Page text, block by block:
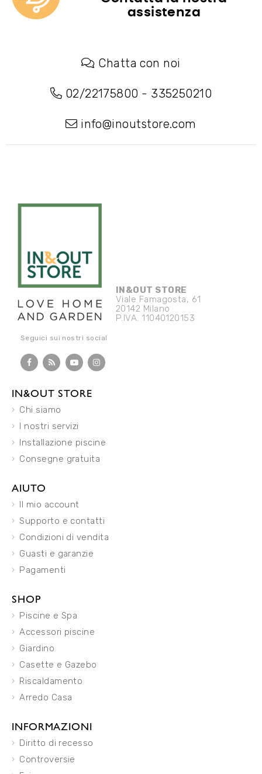
assistenza
Chatta con noi
02/22175800 - 335250210
info@inoutstore.com
IN&OUT STORE
Viale Famagosta, 61
20142 Milano
P.IVA. 11040120153
Seguici sui nostri social
IN&OUT STORE
Chi siamo
I nostri servizi
Installazione piscine
Consegne gratuita
AIUTO
Il mio account
Supporto e contatti
Condizioni di vendita
Guasti e garanzie
Pagamenti
SHOP
Piscine e Spa
Accessori piscine
Giardino
Casette e Gazebo
Riscaldamento
Arredo Casa
INFORMAZIONI
Diritto di recesso
Controversie